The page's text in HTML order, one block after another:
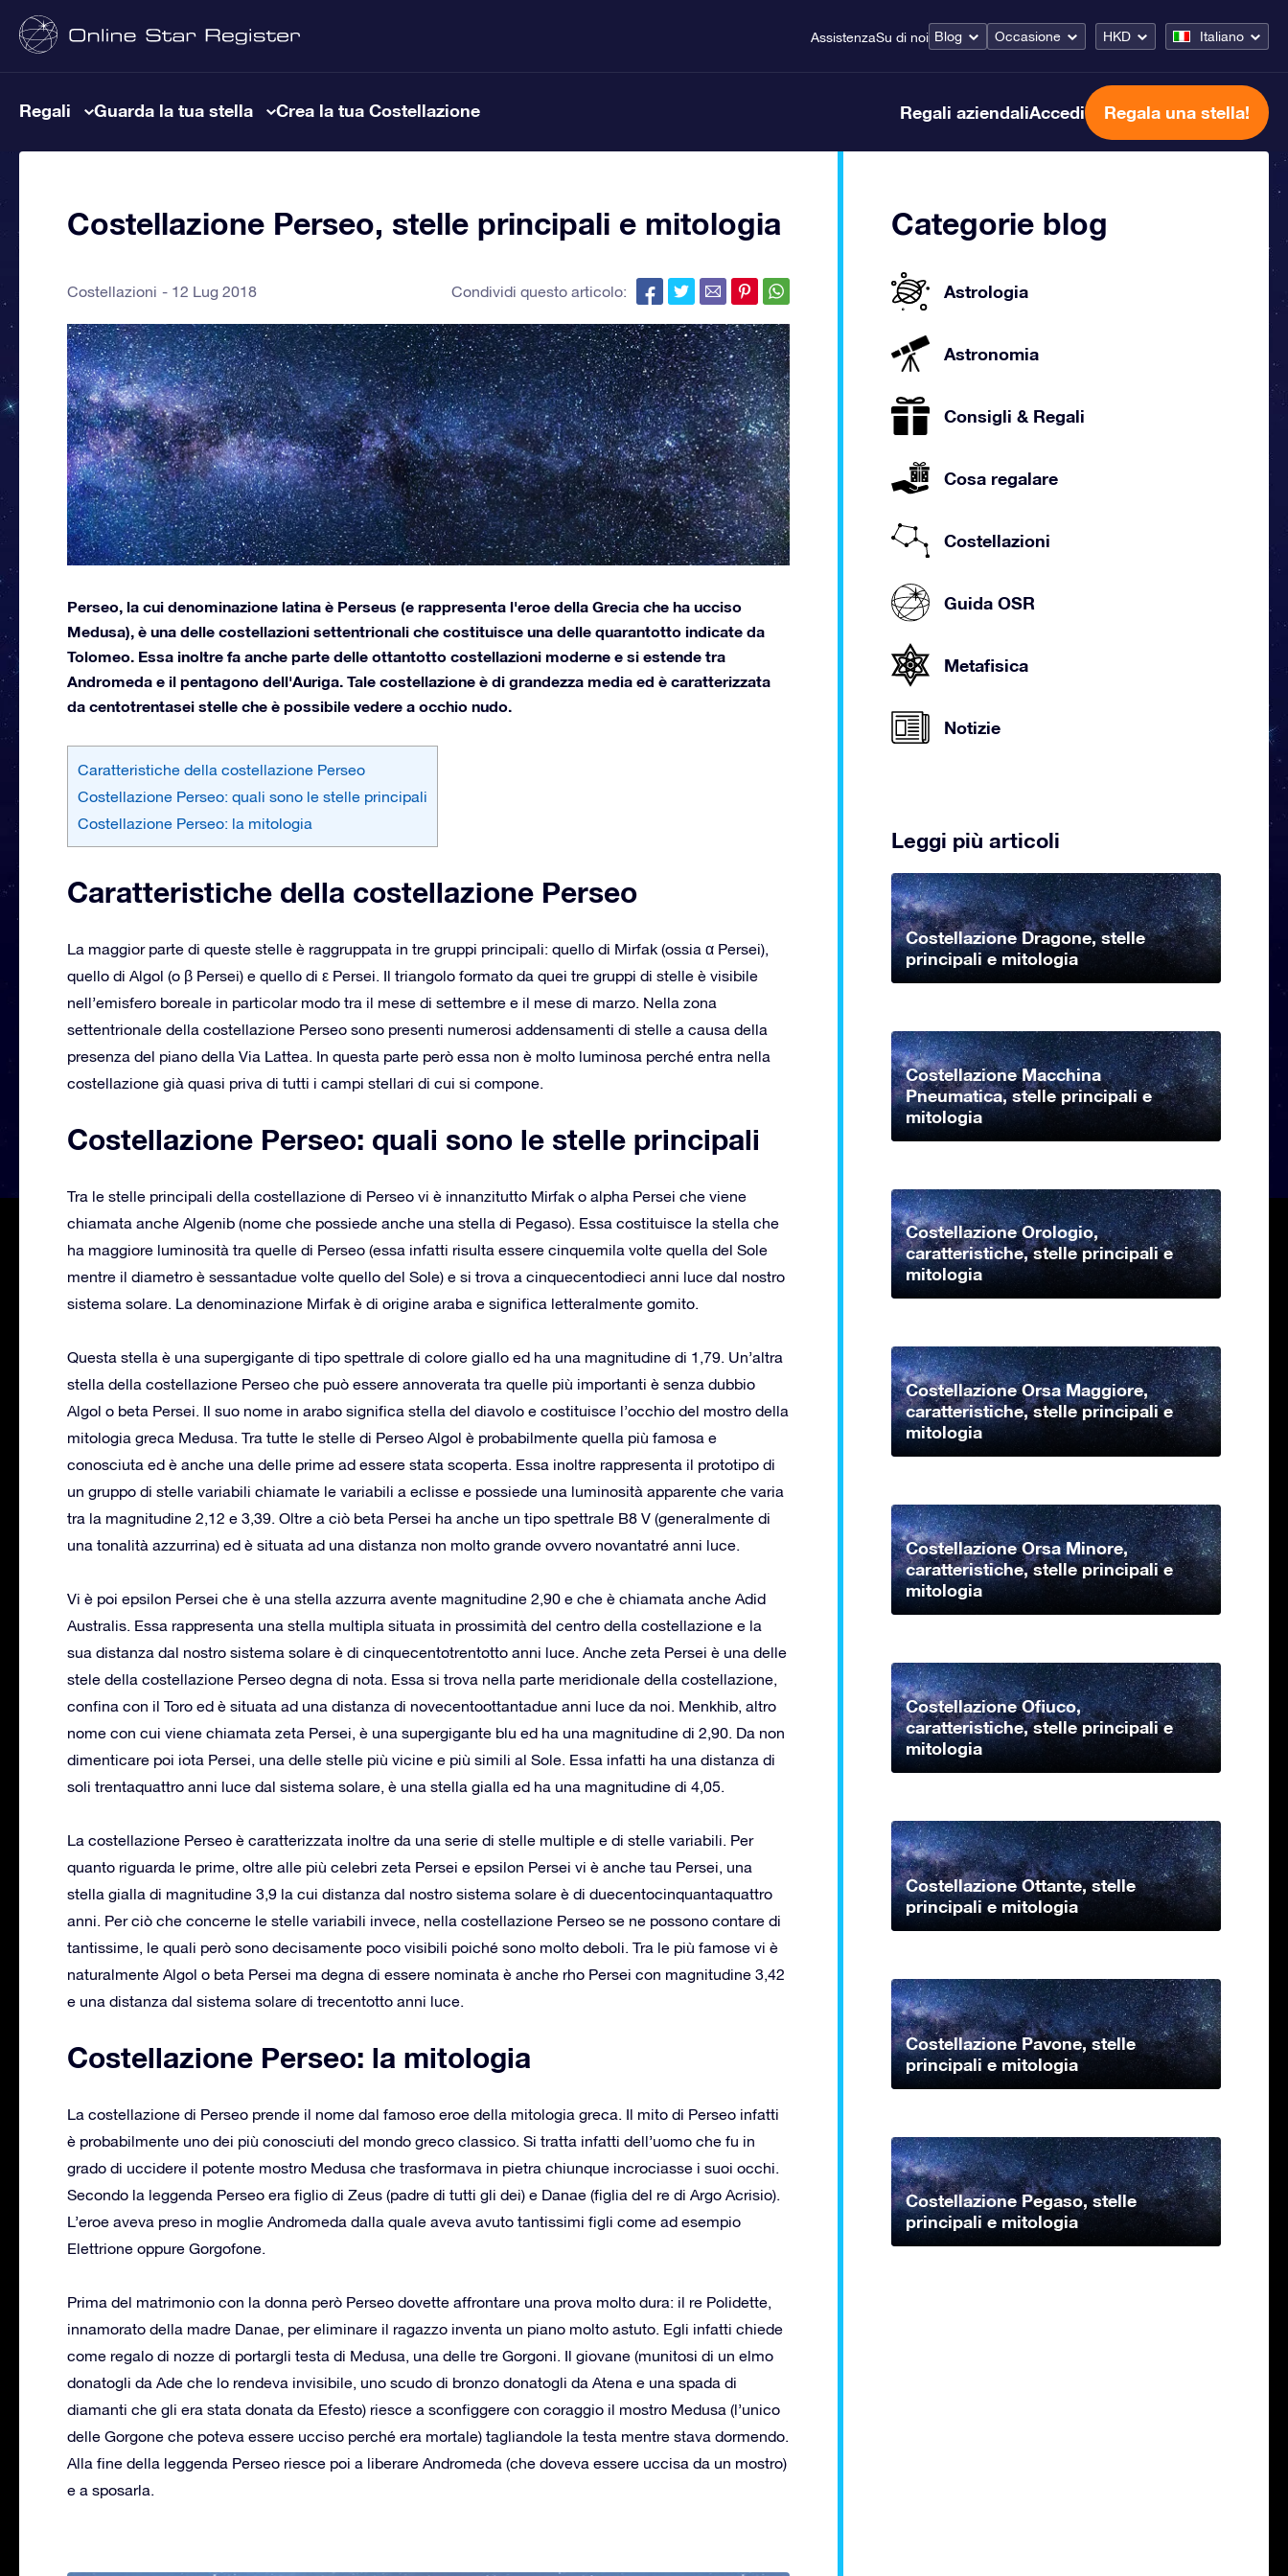
AssistenzaSu di noi Blog Occasione HKD Italiano
Regali Guarda la tua stella Crea la tua Costellazione Regali aziendaliAccedi Regala una stella!
Costellazione Perseo, stelle principali e mitologia
Costellazioni 12 Lug 2018 Condividi questo articolo:
Perseo, la cui denominazione latina è Perseus (e rappresenta l'eroe della Grecia che ha ucciso
Medusa), è una delle costellazioni settentrionali che costituisce una delle quarantotto indicate da
Tolomeo. Essa inoltre fa anche parte delle ottantotto costellazioni moderne e si estende tra
Andromeda e il pentagono dell'Auriga. Tale costellazione è di grandezza media ed è caratterizzata
da centotrentasei stelle che è possibile vedere a occhio nudo.
Caratteristiche della costellazione Perseo
Costellazione Perseo: quali sono le stelle principali
Costellazione Perseo: la mitologia
Caratteristiche della costellazione Perseo
La maggior parte di queste stelle è raggruppata in tre gruppi principali: quello di Mirfak (ossia α Persei),
quello di Algol (o β Persei) e quello di ε Persei. Il triangolo formato da quei tre gruppi di stelle è visibile
nell’emisfero boreale in particolar modo tra il mese di settembre e il mese di marzo. Nella zona
settentrionale della costellazione Perseo sono presenti numerosi addensamenti di stelle a causa della
presenza del piano della Via Lattea. In questa parte però essa non è molto luminosa perché entra nella
costellazione già quasi priva di tutti i campi stellari di cui si compone.
Costellazione Perseo: quali sono le stelle principali
Tra le stelle principali della costellazione di Perseo vi è innanzitutto Mirfak o alpha Persei che viene
chiamata anche Algenib (nome che possiede anche una stella di Pegaso). Essa costituisce la stella che
ha maggiore luminosità tra quelle di Perseo (essa infatti risulta essere cinquemila volte quella del Sole
mentre il diametro è sessantadue volte quello del Sole) e si trova a cinquecentodieci anni luce dal nostro
sistema solare. La denominazione Mirfak è di origine araba e significa letteralmente gomito.
Questa stella è una supergigante di tipo spettrale di colore giallo ed ha una magnitudine di 1,79. Un’altra
stella della costellazione Perseo che può essere annoverata tra quelle più importanti è senza dubbio
Algol o beta Persei. Il suo nome in arabo significa stella del diavolo e costituisce l’occhio del mostro della
mitologia greca Medusa. Tra tutte le stelle di Perseo Algol è probabilmente quella più famosa e
conosciuta ed è anche una delle prime ad essere stata scoperta. Essa inoltre rappresenta il prototipo di
un gruppo di stelle variabili chiamate le variabili a eclisse e possiede una luminosità apparente che varia
tra la magnitudine 2,12 e 3,39. Oltre a ciò beta Persei ha anche un tipo spettrale B8 V (generalmente di
una tonalità azzurrina) ed è situata ad una distanza non molto grande ovvero novantatré anni luce.
Vi è poi epsilon Persei che è una stella azzurra avente magnitudine 2,90 e che è chiamata anche Adid
Australis. Essa rappresenta una stella multipla situata in prossimità del centro della costellazione e la
sua distanza dal nostro sistema solare è di cinquecentotrentotto anni luce. Anche zeta Persei è una delle
stele della costellazione Perseo degna di nota. Essa si trova nella parte meridionale della costellazione,
confina con il Toro ed è situata ad una distanza di novecentoottantadue anni luce da noi. Menkhib, altro
nome con cui viene chiamata zeta Persei, è una supergigante blu ed ha una magnitudine di 2,90. Da non
dimenticare poi iota Persei, una delle stelle più vicine e più simili al Sole. Essa infatti ha una distanza di
soli trentaquattro anni luce dal sistema solare, è una stella gialla ed ha una magnitudine di 4,05.
La costellazione Perseo è caratterizzata inoltre da una serie di stelle multiple e di stelle variabili. Per
quanto riguarda le prime, oltre alle più celebri zeta Persei e epsilon Persei vi è anche tau Persei, una
stella gialla di magnitudine 3,9 la cui distanza dal nostro sistema solare è di duecentocinquantaquattro
anni. Per ciò che concerne le stelle variabili invece, nella costellazione Perseo se ne possono contare di
tantissime, le quali però sono decisamente poco visibili poiché sono molto deboli. Tra le più famose vi è
naturalmente Algol o beta Persei ma degna di essere nominata è anche rho Persei con magnitudine 3,42
e una distanza dal sistema solare di trecentotto anni luce.
Costellazione Perseo: la mitologia
La costellazione di Perseo prende il nome dal famoso eroe della mitologia greca. Il mito di Perseo infatti
è probabilmente uno dei più conosciuti del mondo greco classico. Si tratta infatti dell’uomo che fu in
grado di uccidere il potente mostro Medusa che trasformava in pietra chiunque incrociasse i suoi occhi.
Secondo la leggenda Perseo era figlio di Zeus (padre di tutti gli dei) e Danae (figlia del re di Argo Acrisio).
L’eroe aveva preso in moglie Andromeda dalla quale aveva avuto tantissimi figli come ad esempio
Elettrione oppure Gorgofone.
Prima del matrimonio con la donna però Perseo dovette affrontare una prova molto dura: il re Polidette,
innamorato della madre Danae, per eliminare il ragazzo inventa un piano molto astuto. Egli infatti chiede
come regalo di nozze di portargli testa di Medusa, una delle tre Gorgoni. Il giovane (munitosi di un elmo
donatogli da Ade che lo rendeva invisibile, uno scudo di bronzo donatogli da Atena e una spada di
diamanti che gli era stata donata da Efesto) riesce a sconfiggere con coraggio il mostro Medusa (l’unico
delle Gorgone che poteva essere ucciso perché era mortale) tagliandole la testa mentre stava dormendo.
Alla fine della leggenda Perseo riesce poi a liberare Andromeda (che doveva essere uccisa da un mostro)
e a sposarla.
Categorie blog
Astrologia
Astronomia
Consigli & Regali
Cosa regalare
Costellazioni
Guida OSR
Metafisica
Notizie
Leggi più articoli
Costellazione Dragone, stelle
principali e mitologia
Costellazione Macchina
Pneumatica, stelle principali e
mitologia
Costellazione Orologio,
caratteristiche, stelle principali e
mitologia
Costellazione Orsa Maggiore,
caratteristiche, stelle principali e
mitologia
Costellazione Orsa Minore,
caratteristiche, stelle principali e
mitologia
Costellazione Ofiuco,
caratteristiche, stelle principali e
mitologia
Costellazione Ottante, stelle
principali e mitologia
Costellazione Pavone, stelle
principali e mitologia
Costellazione Pegaso, stelle
principali e mitologia